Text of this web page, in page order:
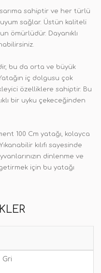
sahiptir ve her türlü
sağlar. Üstün kaliteli
ömürlüdür. Dayanıklı
bu da orta ve büyük
iç dolgusu çok
özelliklere sahiptir. Bu
bir uyku çekeceğinden
100 Cm yatağı, kolayca
kılıfı sayesinde
dinlenme ve
için bu yatağı
Gri